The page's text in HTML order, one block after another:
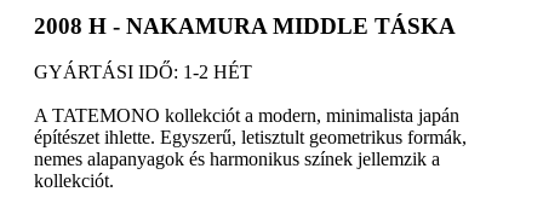
2008 H - NAKAMURA MIDDLE TÁSKA
GYÁRTÁSI IDŐ: 1-2 HÉT
A TATEMONO kollekciót a modern, minimalista japán
építészet ihlette. Egyszerű, letisztult geometrikus formák,
nemes alapanyagok és harmonikus színek jellemzik a
kollekciót.